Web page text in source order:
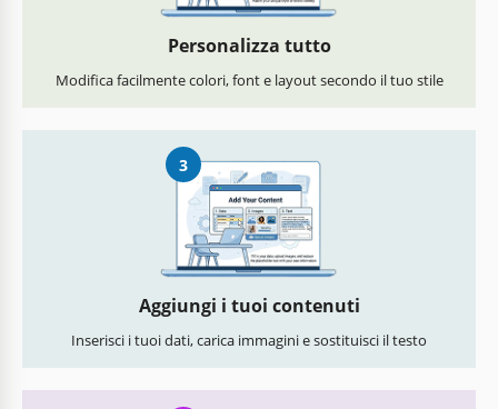
Personalizza tutto
Modifica facilmente colori, font e layout secondo il tuo stile
3
Aggiungi i tuoi contenuti
Inserisci i tuoi dati, carica immagini e sostituisci il testo